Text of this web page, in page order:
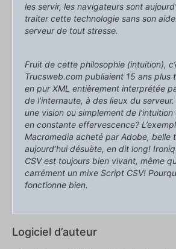
les servir, les navigateurs sont
traiter cette technologie sans son
serveur de tout stresse.
Fruit de cette philosophie (intuition),
Trucsweb.com publiaient 15 ans plus
en pur XML entièrement interprétée
de l’internaute, à des lieux du
une vision ou simplement de
en constante effervescence?
Macromedia acheté par Adobe, belle
aujourd’hui désuète, en dit long!
CSV est toujours bien vivant, même
carrément un mixe Script CSV!
fonctionne bien.
Logiciel d’auteur